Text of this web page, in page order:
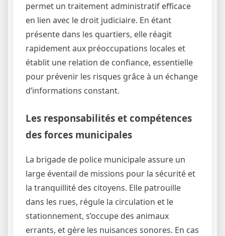
permet un traitement administratif efficace
en lien avec le droit judiciaire. En étant
présente dans les quartiers, elle réagit
rapidement aux préoccupations locales et
établit une relation de confiance, essentielle
pour prévenir les risques grâce à un échange
d’informations constant.
Les responsabilités et compétences
des forces municipales
La brigade de police municipale assure un
large éventail de missions pour la sécurité et
la tranquillité des citoyens. Elle patrouille
dans les rues, régule la circulation et le
stationnement, s’occupe des animaux
errants, et gère les nuisances sonores. En cas